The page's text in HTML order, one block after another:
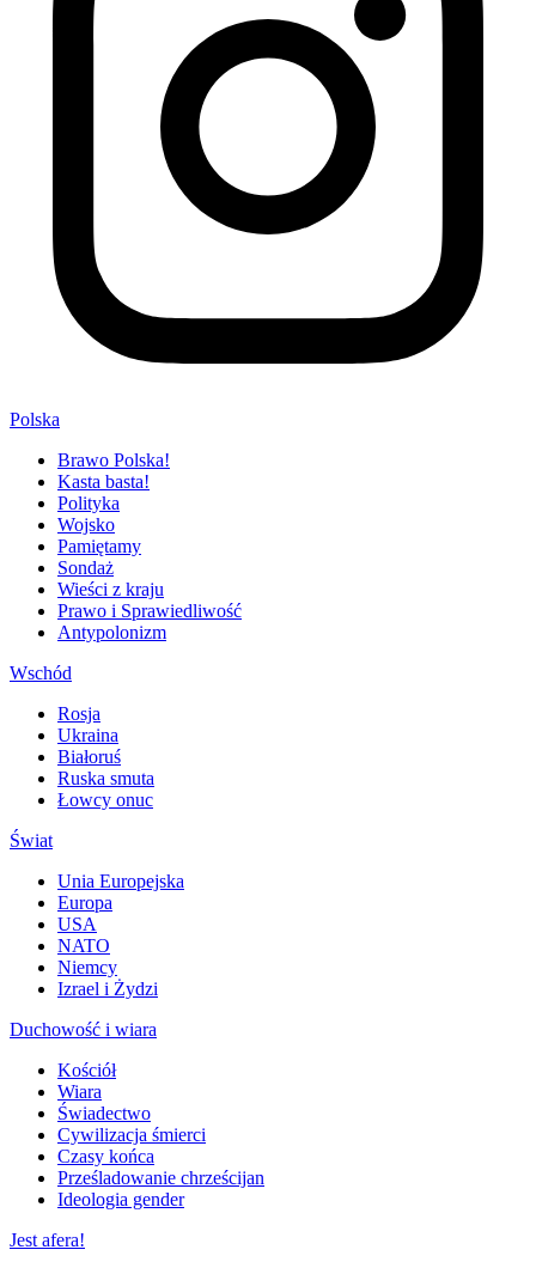
Polska
Brawo Polska!
Kasta basta!
Polityka
Wojsko
Pamiętamy
Sondaż
Wieści z kraju
Prawo i Sprawiedliwość
Antypolonizm
Wschód
Rosja
Ukraina
Białoruś
Ruska smuta
Łowcy onuc
Świat
Unia Europejska
Europa
USA
NATO
Niemcy
Izrael i Żydzi
Duchowość i wiara
Kościół
Wiara
Świadectwo
Cywilizacja śmierci
Czasy końca
Prześladowanie chrześcijan
Ideologia gender
Jest afera!